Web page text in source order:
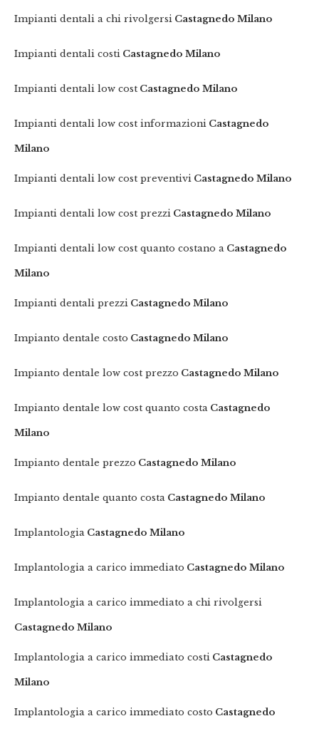
Impianti dentali a chi rivolgersi Castagnedo Milano
Impianti dentali costi Castagnedo Milano
Impianti dentali low cost Castagnedo Milano
Impianti dentali low cost informazioni Castagnedo
Milano
Impianti dentali low cost preventivi Castagnedo Milano
Impianti dentali low cost prezzi Castagnedo Milano
Impianti dentali low cost quanto costano a Castagnedo
Milano
Impianti dentali prezzi Castagnedo Milano
Impianto dentale costo Castagnedo Milano
Impianto dentale low cost prezzo Castagnedo Milano
Impianto dentale low cost quanto costa Castagnedo
Milano
Impianto dentale prezzo Castagnedo Milano
Impianto dentale quanto costa Castagnedo Milano
Implantologia Castagnedo Milano
Implantologia a carico immediato Castagnedo Milano
Implantologia a carico immediato a chi rivolgersi
Castagnedo Milano
Implantologia a carico immediato costi Castagnedo
Milano
Implantologia a carico immediato costo Castagnedo